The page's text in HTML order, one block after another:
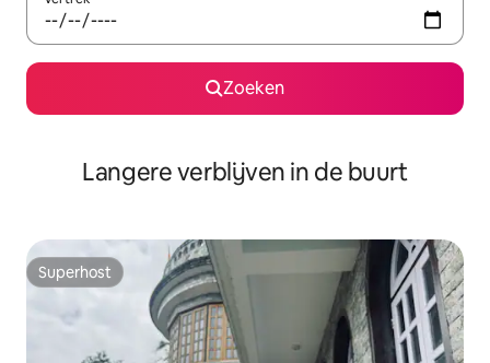
Zoeken
Langere verblijven in de buurt
Superhost
Superhost